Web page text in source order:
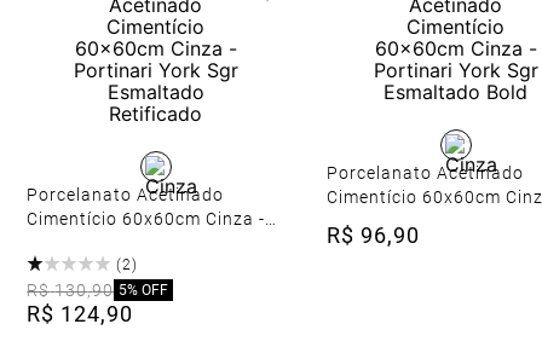
Porcelanato Acetinado
Cimentício 60x60cm Cinza -
Retificado (2)
R$ 130,90 5% OFF
R$ 124,90
Porcelanato Acetinado
Cimentício 60x60cm
Portinari York Sgr
Bold
R$ 96,90